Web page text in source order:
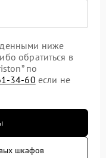
ниже
обратиться в
по
34-60 если не
шкафов